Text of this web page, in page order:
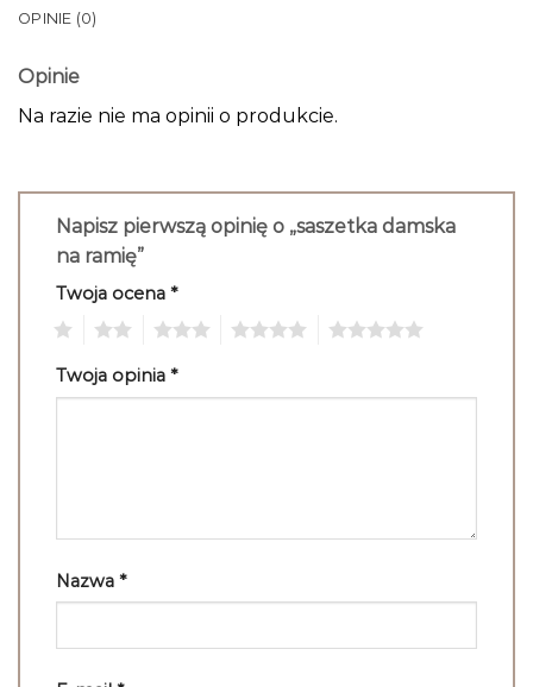
OPINIE (0)
Opinie
Na razie nie ma opinii o produkcie.
Napisz pierwszą opinię o „saszetka damska
na ramię”
Twoja ocena *
Twoja opinia *
Nazwa *